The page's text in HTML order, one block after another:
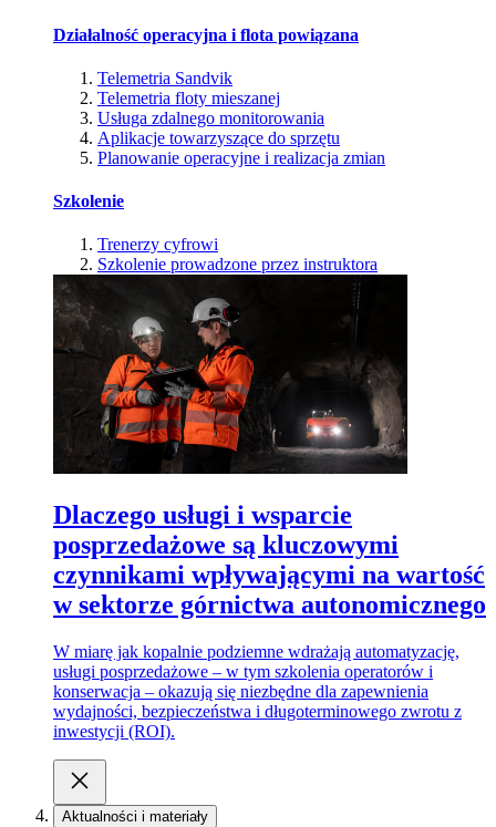
Działalność operacyjna i flota powiązana
Telemetria Sandvik
Telemetria floty mieszanej
Usługa zdalnego monitorowania
Aplikacje towarzyszące do sprzętu
Planowanie operacyjne i realizacja zmian
Szkolenie
Trenerzy cyfrowi
Szkolenie prowadzone przez instruktora
Dlaczego usługi i wsparcie
posprzedażowe są kluczowymi
czynnikami wpływającymi na wartość
w sektorze górnictwa autonomicznego
W miarę jak kopalnie podziemne wdrażają automatyzację,
usługi posprzedażowe – w tym szkolenia operatorów i
konserwacja – okazują się niezbędne dla zapewnienia
wydajności, bezpieczeństwa i długoterminowego zwrotu z
inwestycji (ROI).
Aktualności i materiały